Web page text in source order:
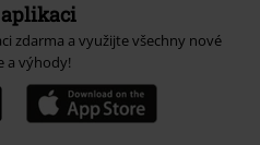
aplikaci
zdarma a využijte všechny nové
a výhody!